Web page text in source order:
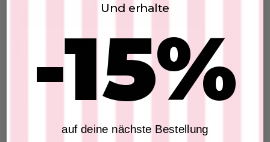
Leinenhose
SKU: 2607204
$53.04
Add to Cart
DER HERBST IST DA
Unser neuer Strickcardigan in elegantem
Marineblau ist der perfekte Begleiter für
angenehm warm, ohne zu beschweren,
Und erhalte
-15%
auf deine nächste Bestellung